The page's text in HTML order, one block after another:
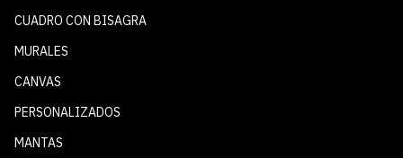
CUADRO CON BISAGRA
MURALES
CANVAS
PERSONALIZADOS
MANTAS